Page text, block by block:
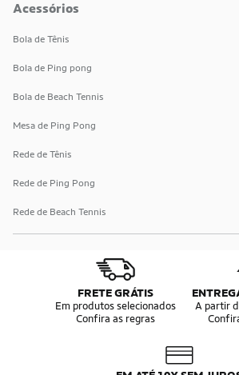
Acessórios
Bola de Tênis
Bola de Ping pong
Bola de Beach Tennis
Mesa de Ping Pong
Rede de Tênis
Rede de Ping Pong
Rede de Beach Tennis
FRETE GRÁTIS
Em produtos selecionados
Confira as regras
A partir